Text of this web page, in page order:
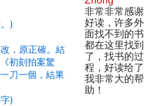
)
，原正確。結
初刻拍案驚
刀一個，結果
)
非常非常感谢
好读，许多外
面找不到的书
都在这里找到
了，找书的过
程，好读给了
我非常大的帮
助！